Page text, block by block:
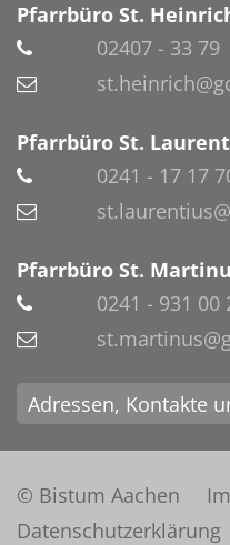
Pfarrbüro St.
02407 - 33 79
Pfarrbüro St.
0241 - 17 17
Pfarrbüro St.
0241 - 931 00
Adressen, Kontakte
© Bistum Aachen
Datenschutzerklärung